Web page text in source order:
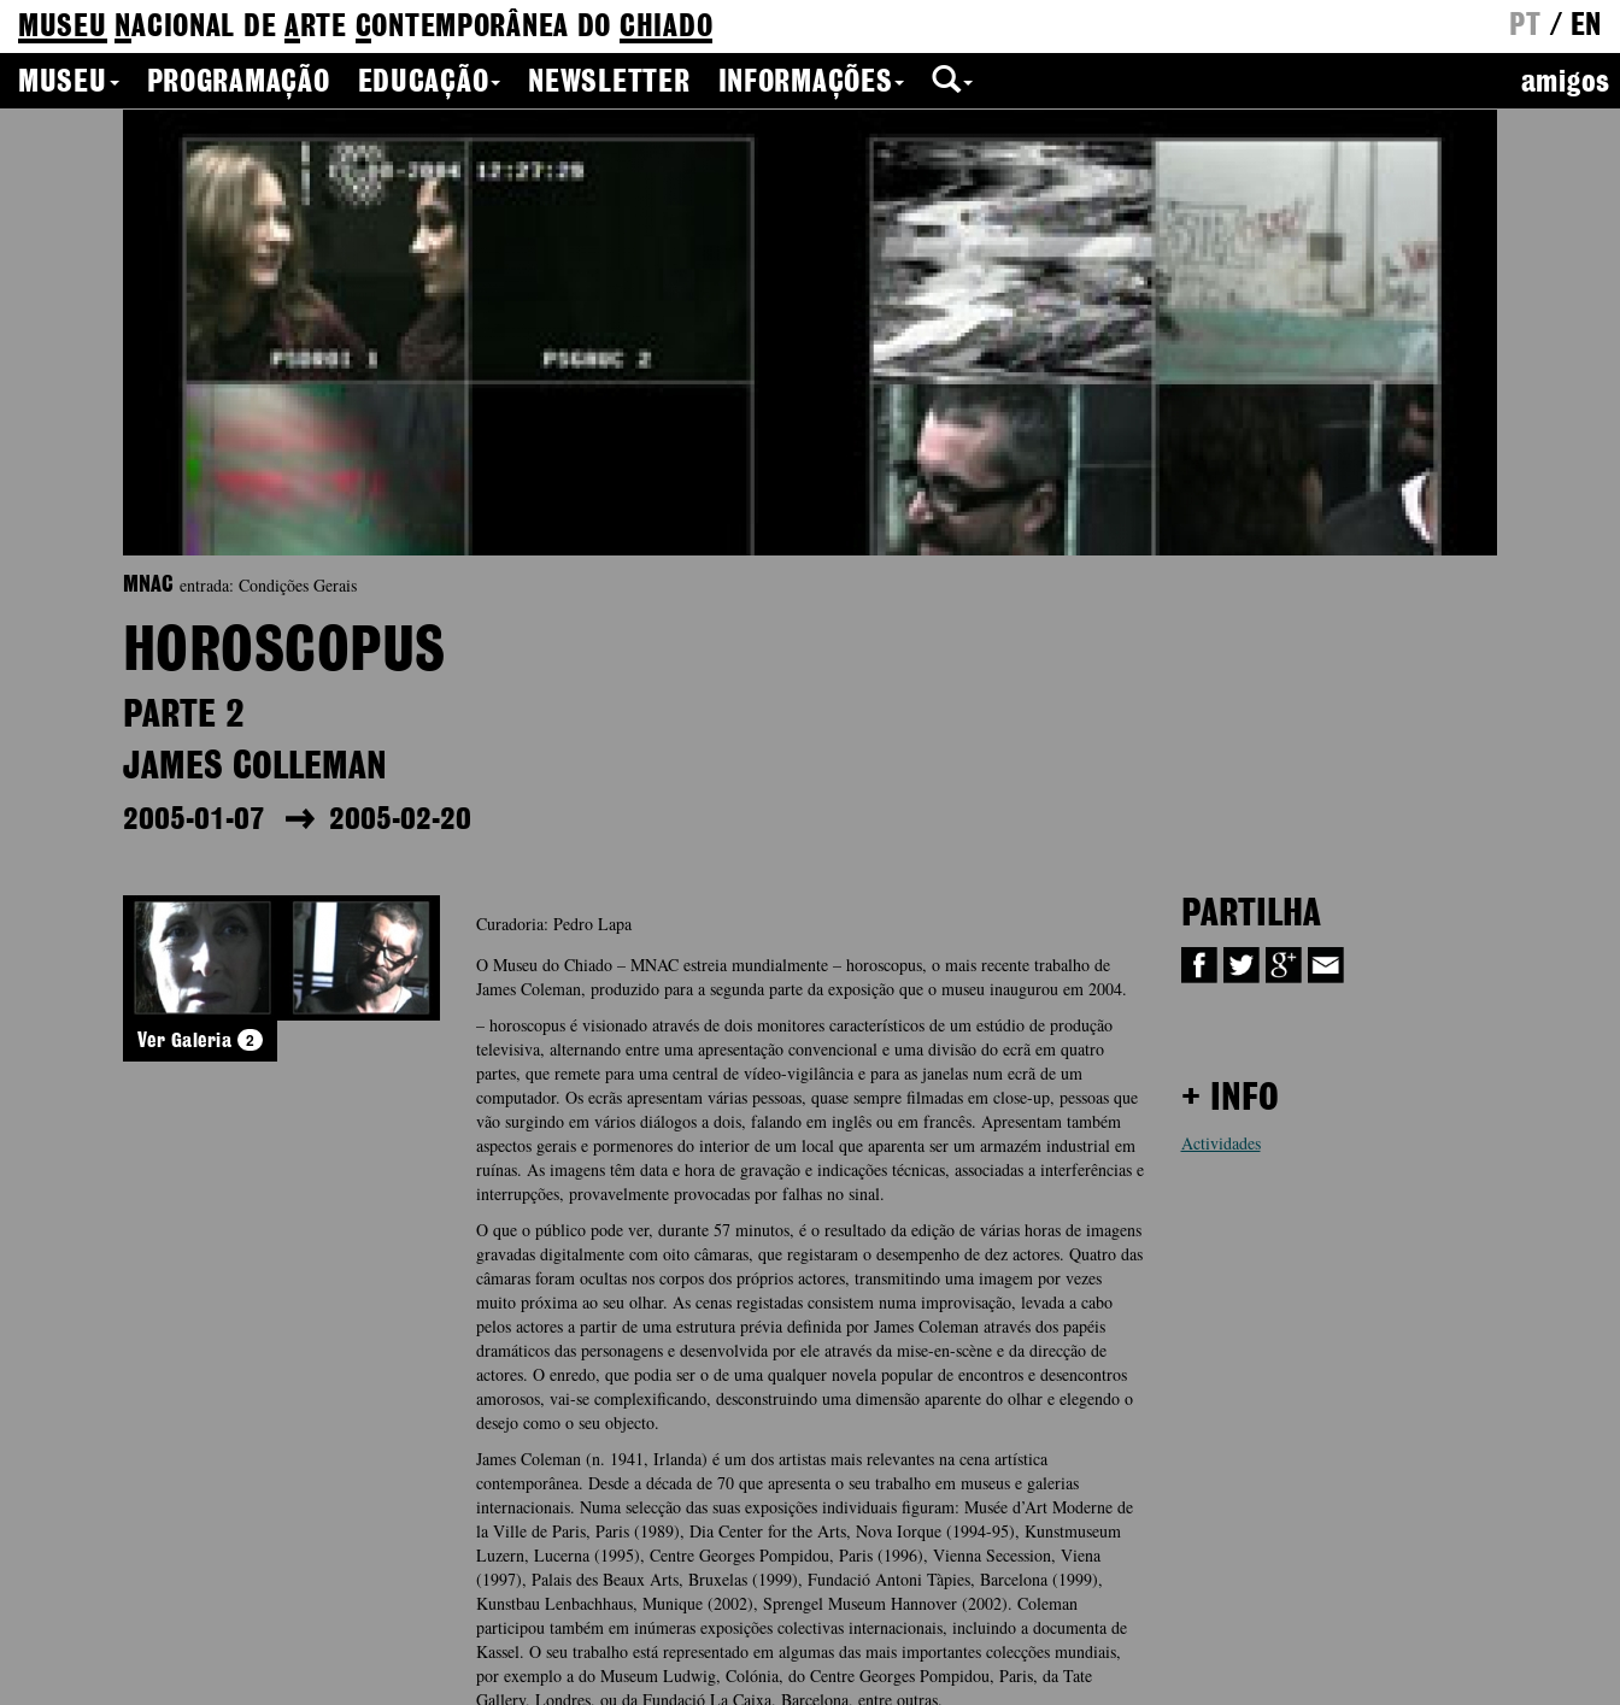
MUSEU NACIONAL DEA RTE CONTEMPORÂNEA DO CHIADO PT / EN
MUSEU
PROGRAMAÇÃO EDUCAÇÃO NEWSLETTER INFORMAÇÕES amigos
MNAC entrada: Condições Gerais
HOROSCOPUS
PARTE 2
JAMES COLLEMAN
2005-01-07 2005-02-20
Ver Galeria 2
Curadoria: Pedro Lapa
O Museu do Chiado – MNAC estreia mundialmente – horoscopus, o mais recente trabalho de
James Coleman, produzido para a segunda parte da exposição que o museu inaugurou em 2004.
– horoscopus é visionado através de dois monitores característicos de um estúdio de produção
televisiva, alternando entre uma apresentação convencional e uma divisão do ecrã em quatro
partes, que remete para uma central de vídeo-vigilância e para as janelas num ecrã de um
computador. Os ecrãs apresentam várias pessoas, quase sempre filmadas em close-up, pessoas que
vão surgindo em vários diálogos a dois, falando em inglês ou em francês. Apresentam também
aspectos gerais e pormenores do interior de um local que aparenta ser um armazém industrial em
ruínas. As imagens têm data e hora de gravação e indicações técnicas, associadas a interferências e
interrupções, provavelmente provocadas por falhas no sinal.
O que o público pode ver, durante 57 minutos, é o resultado da edição de várias horas de imagens
gravadas digitalmente com oito câmaras, que registaram o desempenho de dez actores. Quatro das
câmaras foram ocultas nos corpos dos próprios actores, transmitindo uma imagem por vezes
muito próxima ao seu olhar. As cenas registadas consistem numa improvisação, levada a cabo
pelos actores a partir de uma estrutura prévia definida por James Coleman através dos papéis
dramáticos das personagens e desenvolvida por ele através da mise-en-scène e da direcção de
actores. O enredo, que podia ser o de uma qualquer novela popular de encontros e desencontros
amorosos, vai-se complexificando, desconstruindo uma dimensão aparente do olhar e elegendo o
desejo como o seu objecto.
James Coleman (n. 1941, Irlanda) é um dos artistas mais relevantes na cena artística
contemporânea. Desde a década de 70 que apresenta o seu trabalho em museus e galerias
internacionais. Numa selecção das suas exposições individuais figuram: Musée d’Art Moderne de
la Ville de Paris, Paris (1989), Dia Center for the Arts, Nova Iorque (1994-95), Kunstmuseum
Luzern, Lucerna (1995), Centre Georges Pompidou, Paris (1996), Vienna Secession, Viena
(1997), Palais des Beaux Arts, Bruxelas (1999), Fundació Antoni Tàpies, Barcelona (1999),
Kunstbau Lenbachhaus, Munique (2002), Sprengel Museum Hannover (2002). Coleman
participou também em inúmeras exposições colectivas internacionais, incluindo a documenta de
Kassel. O seu trabalho está representado em algumas das mais importantes colecções mundiais,
por exemplo a do Museum Ludwig, Colónia, do Centre Georges Pompidou, Paris, da Tate
Gallery, Londres, ou da Fundació La Caixa, Barcelona, entre outras.
PARTILHA
+ INFO
Actividades